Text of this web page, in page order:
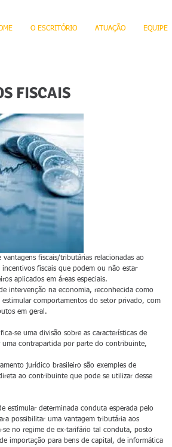
O ESCRITÓRIO ATUAÇÃO EQUIPE
FISCAIS
vantagens fiscais/tributárias relacionadas ao
fiscais que podem ou não estar
aplicados em áreas especiais.
intervenção na economia, reconhecida como
comportamentos do setor privado, com
em geral.
se uma divisão sobre as características de
uma contrapartida por parte do contribuinte,
jurídico brasileiro são exemples de
ao contribuinte que pode se utilizar desse
estimular determinada conduta esperada pelo
possibilitar uma vantagem tributária aos
no regime de ex-tarifário tal conduta, posto
importação para bens de capital, de informática